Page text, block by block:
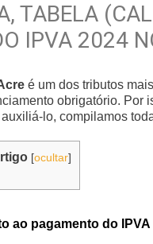
TABELA
IPVA 2024
é um dos tributos
obrigatório. Por
lo, compilamos
[ocultar]
ao pagamento do